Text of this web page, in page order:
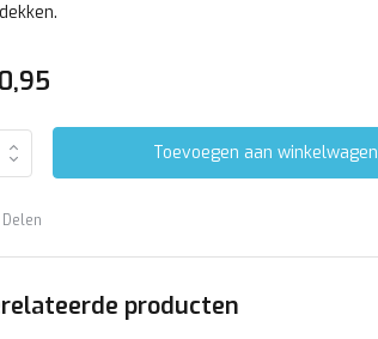
Toevoegen aan winkelwagen
Delen
producten